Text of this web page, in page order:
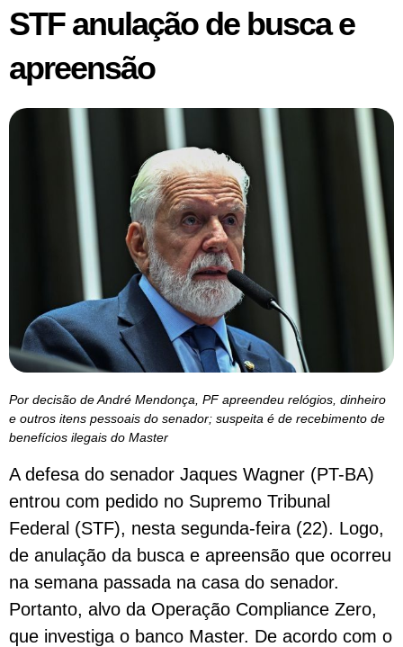
STF anulação de busca e
apreensão
Por decisão de André Mendonça, PF apreendeu relógios, dinheiro
e outros itens pessoais do senador; suspeita é de recebimento de
benefícios ilegais do Master
A defesa do senador Jaques Wagner (PT-BA)
entrou com pedido no Supremo Tribunal
Federal (STF), nesta segunda-feira (22). Logo,
de anulação da busca e apreensão que ocorreu
na semana passada na casa do senador.
Portanto, alvo da Operação Compliance Zero,
que investiga o banco Master. De acordo com o